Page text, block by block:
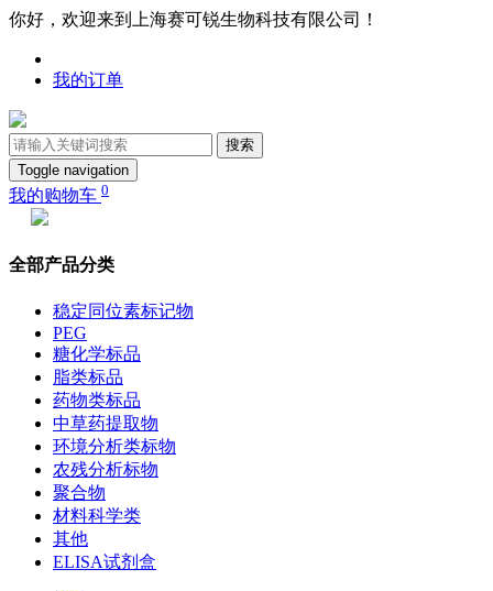
你好，欢迎来到上海赛可锐生物科技有限公司！
我的订单
搜索
Toggle navigation
我的购物车 0
全部产品分类
稳定同位素标记物
PEG
糖化学标品
脂类标品
药物类标品
中草药提取物
环境分析类标物
农残分析标物
聚合物
材料科学类
其他
ELISA试剂盒